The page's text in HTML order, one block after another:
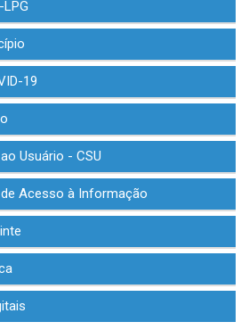
19
Usuário - CSU
Acesso à Informação